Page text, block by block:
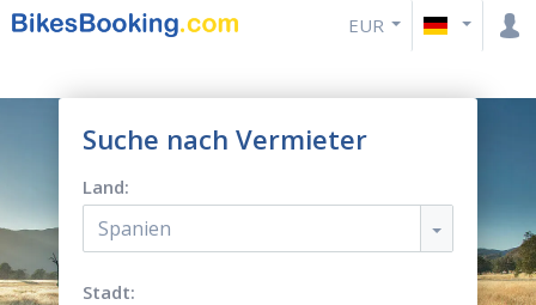
EUR
Suche nach Vermieter
Land:
Spanien
Stadt: